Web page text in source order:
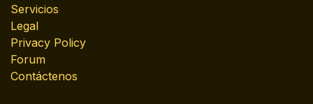
Servicios
Legal
Privacy Policy
Forum
Contáctenos